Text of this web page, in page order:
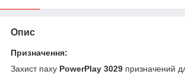
Опис
Призначення:
Захист паху PowerPlay 3029 призначений